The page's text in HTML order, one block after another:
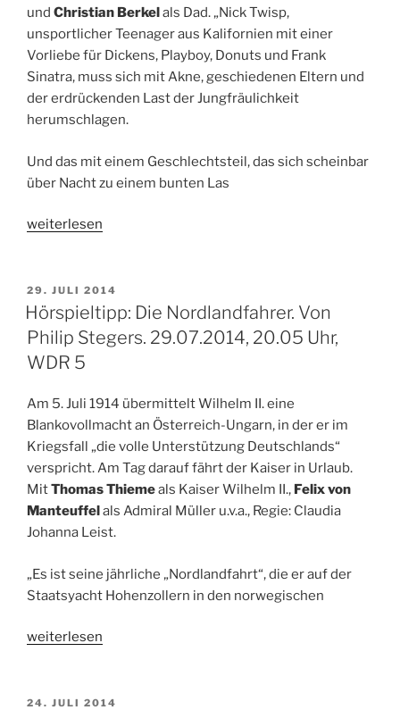
und Christian Berkelals Dad. „Nick Twisp,
unsportlicher Teenager aus Kalifornien mit einer
Vorliebe für Dickens, Playboy, Donuts und Frank
Sinatra, muss sich mit Akne, geschiedenen Eltern und
der erdrückenden Last der Jungfräulichkeit
herumschlagen.
Und das mit einem Geschlechtsteil, das sich scheinbar
über Nacht zu einem bunten Las
„Hörspieltipp:
–
Die
Tagebücher
des
Nick
Twisp
(1/5).
Ab
29.07.2014,
23.00
Uhr,
1LIVE“
weiterlesen
VERÖFFENTLICHT
AM
29. JULI 2014
Hörspieltipp: Die Nordlandfahrer. Von
Philip Stegers. 29.07.2014, 20.05 Uhr,
WDR 5
Am 5. Juli 1914 übermittelt Wilhelm II. eine
Blankovollmacht an Österreich-Ungarn, in der er im
Kriegsfall „die volle Unterstützung Deutschlands“
verspricht. Am Tag darauf fährt der Kaiser in Urlaub.
MitThomas Thiemeals Kaiser Wilhelm II., Felix von
Manteuffelals Admiral Müller u.v.a., Regie: Claudia
Johanna Leist.
„Es ist seine jährliche „Nordlandfahrt“, die er auf der
Staatsyacht Hohenzollern in den norwegischen
„Hörspieltipp:
Von
weiterlesen
VERÖFFENTLICHT
24. JULI 2014